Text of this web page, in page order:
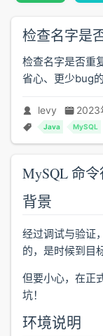
检查名字是
检查名字是否重
省心、更少bug的
levy 2023
Java MySQL
MySQL 命令
背景
经过调试与验证
的，是时候到目
但要小心，在正
坑！
环境说明